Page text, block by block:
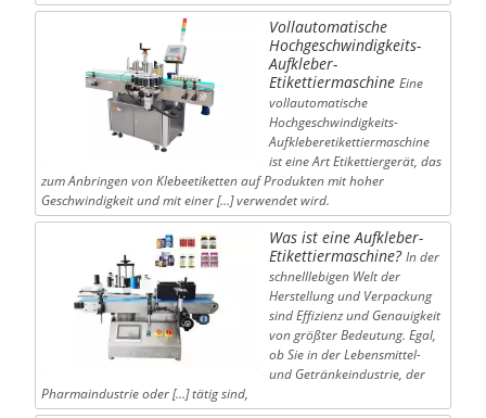
Vollautomatische
Hochgeschwindigkeits-
Aufkleber-
Etikettiermaschine Eine
vollautomatische
Hochgeschwindigkeits-
Aufkleberetikettiermaschine
ist eine Art Etikettiergerät, das
zum Anbringen von Klebeetiketten auf Produkten mit hoher
Geschwindigkeit und mit einer […] verwendet wird.
Was ist eine Aufkleber-
Etikettiermaschine? In der
schnelllebigen Welt der
Herstellung und Verpackung
sind Effizienz und Genauigkeit
von größter Bedeutung. Egal,
ob Sie in der Lebensmittel-
und Getränkeindustrie, der
Pharmaindustrie oder […] tätig sind,